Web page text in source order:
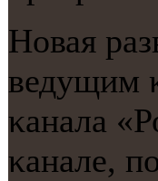
Новая
ведущим
κанала
κанале,